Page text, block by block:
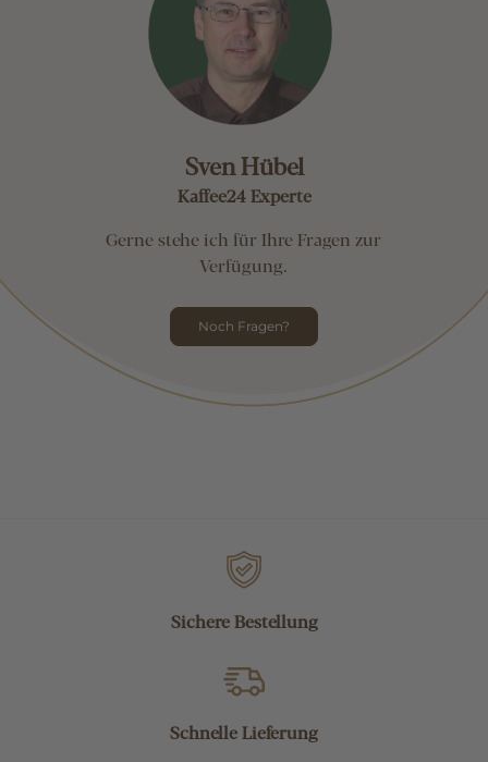
Sven Hübel
Kaffee24 Experte
Gerne stehe ich für Ihre Fragen zur
Verfügung.
Noch Fragen?
Sichere Bestellung
Schnelle Lieferung